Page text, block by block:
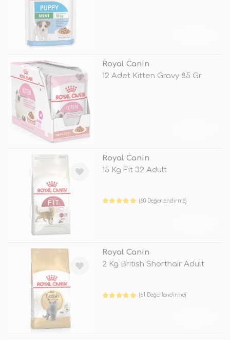
Royal Canin
12 Adet Kitten Gravy 85 Gr
Royal Canin
15 Kg Fit 32 Adult
(60 Değerlendirme)
Royal Canin
2 Kg British Shorthair Adult
(61 Değerlendirme)